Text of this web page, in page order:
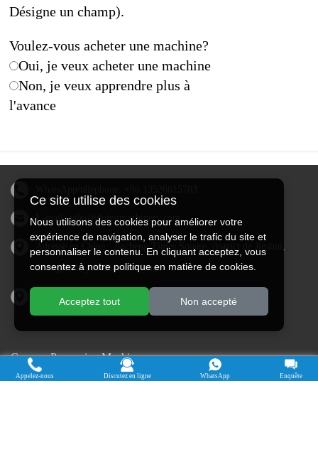
Désigne un champ).
Voulez-vous acheter une machine?
Oui, je veux acheter une machine
Non, je veux apprendre plus à
l'avance
E-mail:sales@doingmachinery.com
Adresse en Chine : Jincheng Times Square, district de Jinshui,
Zhengzhou, province du Henan
Adresse au Nigéria : État d'Ogun, Nigéria
Cassava Processing Machine
Machine De Traitement Du Manioc
Ce site utilise des cookies
Nous utilisons des cookies pour améliorer votre
expérience de navigation, analyser le trafic du site et
personnaliser le contenu. En cliquant acceptez, vous
consentez à notre politique en matière de cookies.
Acceptez tout Non accepté
Appelez-nous Discutez en ligne WhatsApp Enquête